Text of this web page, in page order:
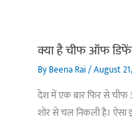
क्या है चीफ ऑफ
ByBeena Rai/August
देश में एक बार फिर से चीफ
शोर से चल निकली है। ऐसा